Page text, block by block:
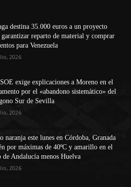
destina 35.000 euros a un proyecto
garantizar reparto de material y comprar
para Venezuela
2026
exige explicaciones a Moreno en el
por el «abandono sistemático» del
Sur de Sevilla
2026
naranja este lunes en Córdoba, Granada
por máximas de 40ºC y amarillo en el
de Andalucía menos Huelva
2026